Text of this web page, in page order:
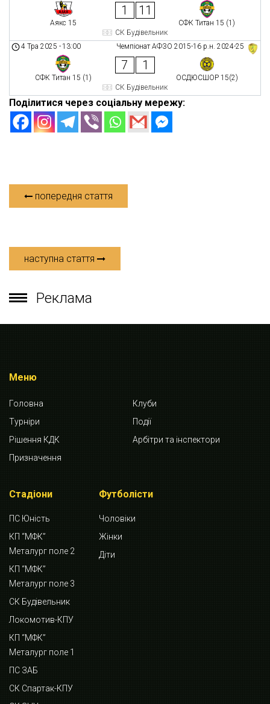
Аякс 15
1 11
СФК Титан 15 (1)
СК Будівельник
Чемпіонат АФЗО 2015-16 р.н. 2024-25
4 Тра 2025 -13:00
СФК Титан 15 (1)
7 1
ОСДЮСШОР 15(2)
СК Будівельник
Поділитися через соціальну мережу:
попередня стаття
наступна стаття
Реклама
Меню
Головна
Клуби
Турніри
Події
Рішення КДК
Арбітри та інспектори
Призначення
Стадіони
ПС Юність
КП “МФК”
Металург поле 2
КП “МФК”
Металург поле 3
СК Будівельник
Локомотив-КПУ
КП “МФК”
Металург поле 1
ПС ЗАБ
СК Спартак-КПУ
Футболісти
Чоловіки
Жінки
Діти